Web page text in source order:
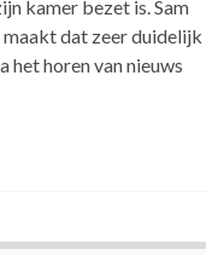
kamer bezet is. Sam
dat zeer duidelijk
het horen van nieuws